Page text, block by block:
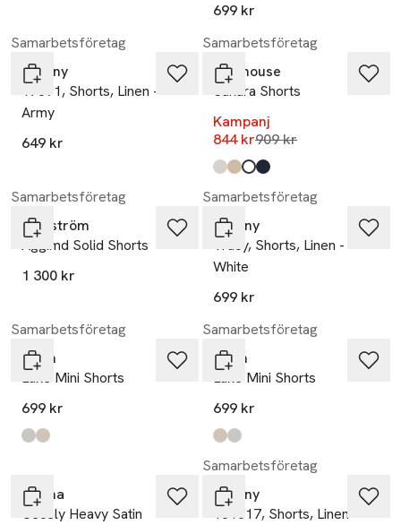
699 kr
Samarbetsföretag
Tiffany
17691, Shorts, Linen -
Army
649 kr
Samarbetsföretag
Newhouse
Sahara Shorts
Kampanj
844 krLägsta pris 30 dagar
909 kr
Produkten finns i färgerna:
beige,
american khaki
vit,
marinblå,
Samarbetsföretag
Modström
Aggimd Solid Shorts
1 300 kr
Samarbetsföretag
Tiffany
Tracy, Shorts, Linen -
White
699 kr
Samarbetsföretag
aim'n
Luxe Mini Shorts
699 kr
Produkten finns i färgerna:
stripe
sand
Samarbetsföretag
aim'n
Luxe Mini Shorts
699 kr
Produkten finns i färgerna:
sand
stripe
Malina
Cecely Heavy Satin
Samarbetsföretag
Tiffany
181017, Shorts, Linen -